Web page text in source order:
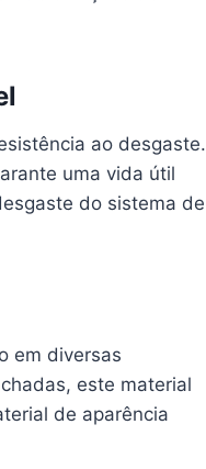
ao desgaste.
uma vida útil
do sistema de
em diversas
este material
de aparência